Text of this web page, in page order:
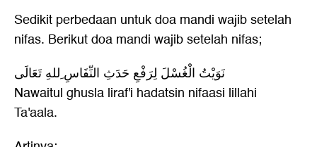
Sedikit perbedaan untuk doa mandi wajib setelah
nifas. Berikut doa mandi wajib setelah nifas;
نَوَيْتُ الْغُسْلَ لِرَفْعِ حَدَثِ النِّفَاسِ ِللهِ تَعَالَى
Nawaitul ghusla liraf'i hadatsin nifaasi lillahi
Ta'aala.